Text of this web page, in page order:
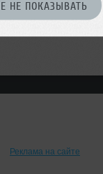
НЕ ПОКАЗЫВАТЬ
Реклама на сайте